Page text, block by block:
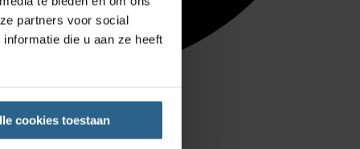
partners voor social
die u aan ze heeft
cookies toestaan